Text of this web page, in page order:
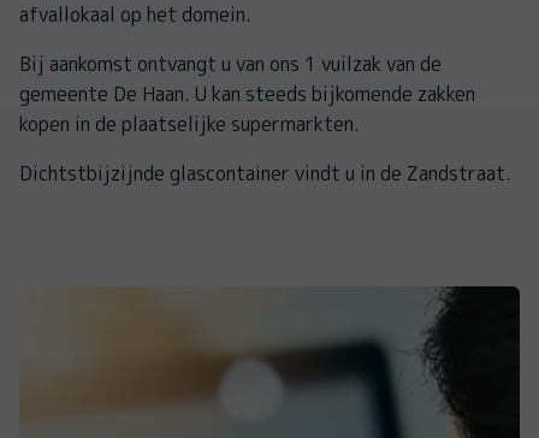
afvallokaal op het domein.
Bij aankomst ontvangt u van ons 1 vuilzak van de
gemeente De Haan. U kan steeds bijkomende zakken
kopen in de plaatselijke supermarkten.
Dichtstbijzijnde glascontainer vindt u in de Zandstraat.